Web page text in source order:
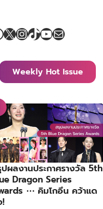
X Instagram
TikTok
YouTube
Mail
Weekly Hot Issue
ผลงานประกาศรางวัล 5th
Dragon Series
⋯ คิมโกอึน คว้าแด